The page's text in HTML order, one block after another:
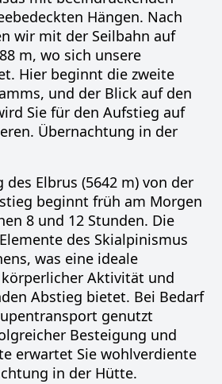
Hängen. Nach
wir mit der Seilbahn auf
m, wo sich unsere
Hier beginnt die zweite
und der Blick auf den
Sie für den Aufstieg auf
Übernachtung in der
des Elbrus (5642 m) von der
beginnt früh am Morgen
8 und 12 Stunden. Die
des Skialpinismus
was eine ideale
Aktivität und
Abstieg bietet. Bei Bedarf
genutzt
Besteigung und
erwartet Sie wohlverdiente
in der Hütte.